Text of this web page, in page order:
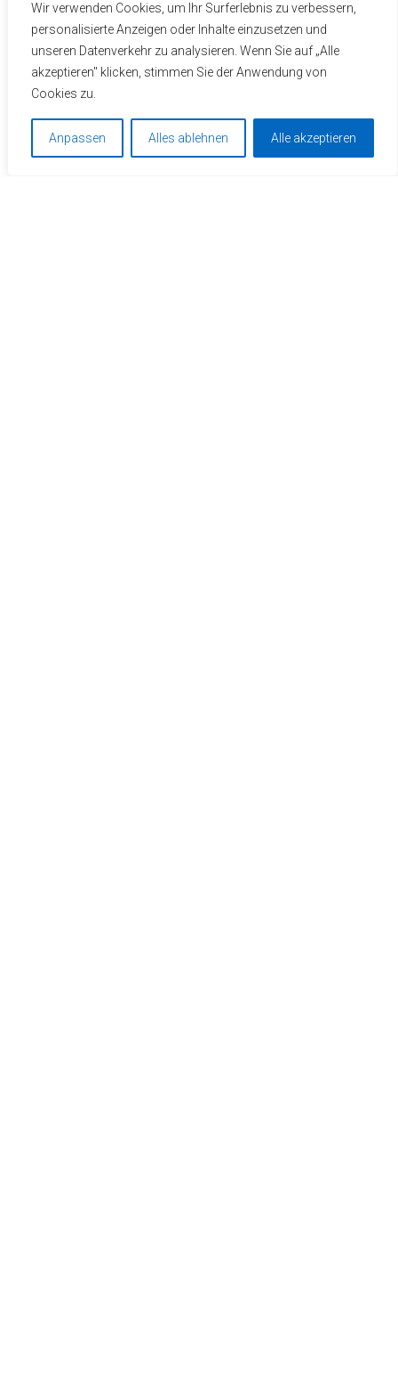
Wir verwenden Cookies, um Ihr Surferlebnis zu verbessern,
personalisierte Anzeigen oder Inhalte einzusetzen und
unseren Datenverkehr zu analysieren. Wenn Sie auf „Alle
akzeptieren" klicken, stimmen Sie der Anwendung von
Cookies zu.
Anpassen Alles ablehnen Alle akzeptieren
Gruppenraum bietet der Veranstaltungsraum im
Erdgeschoss des EHM Hotels Offenburg City verschiedene
Wir machen Ihnen gerne ein maßgeschneidertes Angebot
für Ihre Veranstaltung in den Konferenzräumen und
Hotelzimmern des EHM Hotels Offenburg City.